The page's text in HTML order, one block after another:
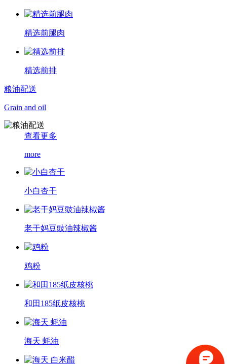
精选前腿肉
精选前排
粮油配送
Grain and oil
查看更多
more
小白杏干
老干妈豆豉油辣椒酱
鸡粉
和田185纸皮核桃
海天 蚝油